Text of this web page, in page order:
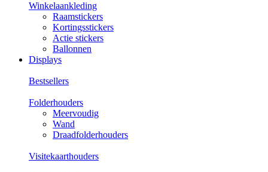
Winkelaankleding
Raamstickers
Kortingsstickers
Actie stickers
Ballonnen
Displays
Bestsellers
Folderhouders
Meervoudig
Wand
Draadfolderhouders
Visitekaarthouders